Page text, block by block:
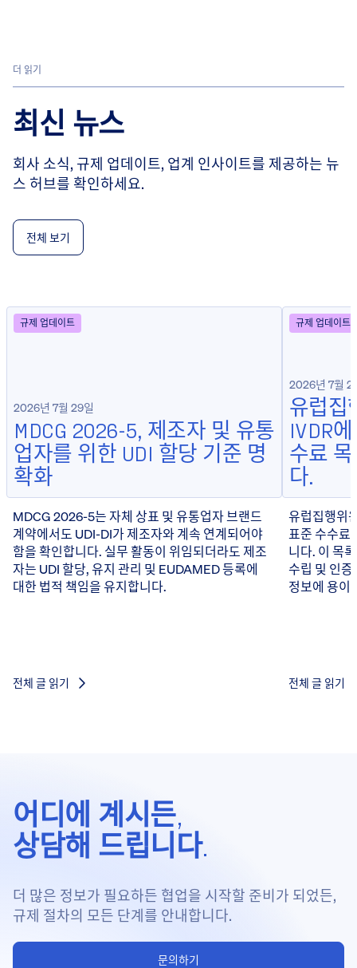
더 읽기
최신 뉴스
회사 소식, 규제 업데이트, 업계 인사이트를 제공하는 뉴
스 허브를 확인하세요.
전체 보기
규제 업데이트
2026년 7월 29일
MDCG 2026-5, 제조자 및 유통
업자를 위한 UDI 할당 기준 명
확화
MDCG 2026-5는 자체 상표 및 유통업자 브랜드
계약에서도 UDI-DI가 제조자와 계속 연계되어야
함을 확인합니다. 실무 활동이 위임되더라도 제조
자는 UDI 할당, 유지 관리 및 EUDAMED 등록에
대한 법적 책임을 유지합니다.
전체 글 읽기
규제 업데이트
2026년 7월
유럽집
IVDR
수료
다.
유럽집행위
표준 수수료
니다. 이 목
수립 및 인
정보에 용이
전체 글 읽기
어디에 계시든,
상담해 드립니다.
더 많은 정보가 필요하든 협업을 시작할 준비가 되었든,
규제 절차의 모든 단계를 안내합니다.
문의하기